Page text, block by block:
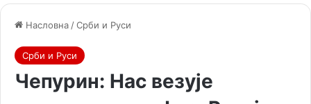
Насловна /Срби и Руси
Срби и Руси
Чепурин: Нас везује